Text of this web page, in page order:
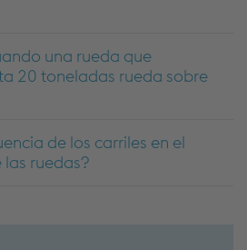
una rueda que
20 toneladas rueda sobre
de los carriles en el
ruedas?